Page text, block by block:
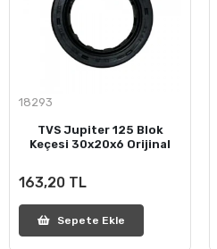
18293
TVS Jupiter 125 Blok
Keçesi 30x20x6 Orijinal
163,20 TL
Sepete Ekle